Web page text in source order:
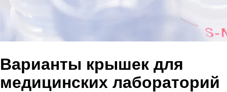
Варианты крышек для
медицинских лабораторий